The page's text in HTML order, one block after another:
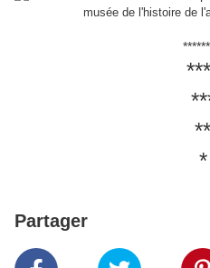
musée de l'histoire de
**
*
Partager